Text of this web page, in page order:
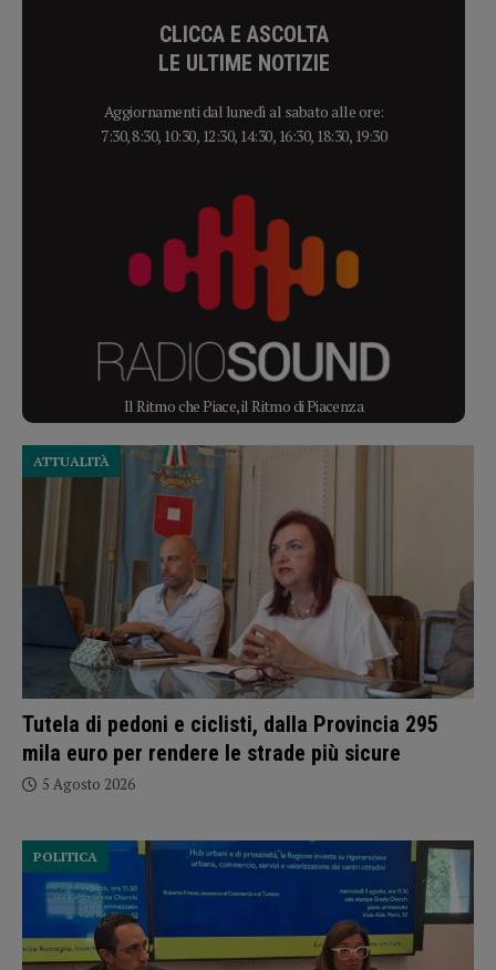
CLICCA E ASCOLTA
LE ULTIME NOTIZIE
Aggiornamenti dal lunedì al sabato alle ore:
7:30, 8:30, 10:30, 12:30, 14:30, 16:30, 18:30, 19:30
Il Ritmo che Piace, il Ritmo di Piacenza
Tutela di pedoni e ciclisti, dalla Provincia 295
mila euro per rendere le strade più sicure
ATTUALITÀ
5 Agosto 2026
POLITICA